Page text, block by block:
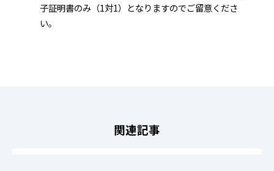
子証明書のみ（1対1）となりますのでご留意くださ
い。
関連記事